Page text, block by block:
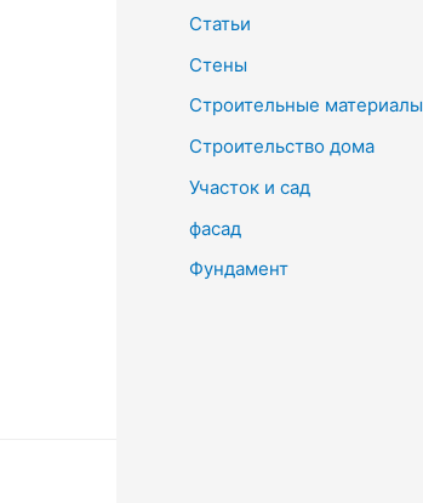
Статьи
Стены
Строительные материалы
Строительство дома
Участок и сад
фасад
Фундамент